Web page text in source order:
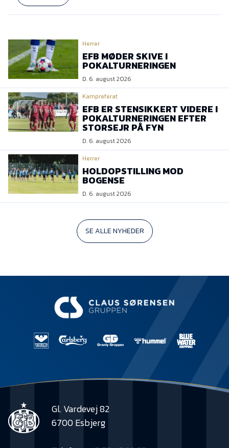
Herrer
EFB MØDER SKIVE I
POKALTURNERINGEN
D. 6. august 2026
Kampreferat
EFB ER STENSIKKERT VIDERE I
POKALTURNERINGEN EFTER
STORSEJR PÅ FYN
D. 6. august 2026
Herrer
HOLDOPSTILLING MOD
BOGENSE
D. 6. august 2026
SE ALLE NYHEDER
Gl. Vardevej 82
6700 Esbjerg